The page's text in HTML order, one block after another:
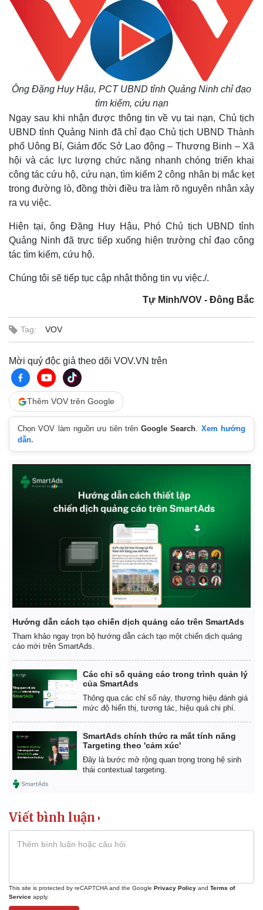
Cuộc sống đó đây
Multimedia
Infographic
Ông Đặng Huy Hậu, PCT UBND tỉnh Quảng Ninh chỉ đạo
tìm kiếm, cứu nạn
Ngay sau khi nhận được thông tin về vụ tai nạn, Chủ tịch
UBND tỉnh Quảng Ninh đã chỉ đạo Chủ tịch UBND Thành
phố Uông Bí, Giám đốc Sở Lao động – Thương Binh – Xã
hội và các lực lượng chức năng nhanh chóng triển khai
công tác cứu hộ, cứu nạn, tìm kiếm 2 công nhân bị mắc kẹt
trong đường lò, đồng thời điều tra làm rõ nguyên nhân xảy
ra vụ việc.
Hiện tại, ông Đặng Huy Hậu, Phó Chủ tịch UBND tỉnh
Quảng Ninh đã trực tiếp xuống hiện trường chỉ đạo công
tác tìm kiếm, cứu hộ.
Chúng tôi sẽ tiếp tục cập nhật thông tin vụ việc./.
Tự Minh/VOV - Đông Bắc
Tag: VOV
Mời quý độc giả theo dõi VOV.VN trên
Thêm VOV trên Google
Chọn VOV làm nguồn ưu tiên trênGoogle Search. Xem hướng
dẫn.
Hướng dẫn cách tạo chiến dịch quảng cáo trên SmartAds
Tham khảo ngay trọn bộ hướng dẫn cách tạo một chiến dịch quảng
cáo mới trên SmartAds.
Các chỉ số quảng cáo trong trình quản lý
của SmartAds
Thông qua các chỉ số này, thương hiệu đánh giá
mức độ hiển thị, tương tác, hiệu quả chi phí.
SmartAds chính thức ra mắt tính năng
Targeting theo 'cảm xúc'
Đây là bước mở rộng quan trọng trong hệ sinh
thái contextual targeting.
Viết bình luận
This site is protected by reCAPTCHA and the Google Privacy Policy and Terms of
Service apply.